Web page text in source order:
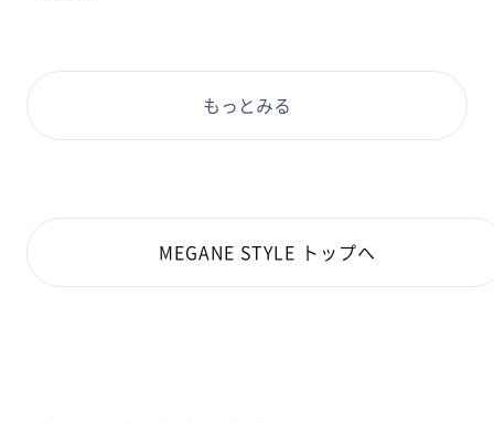
もっとみる
MEGANE STYLE トップへ